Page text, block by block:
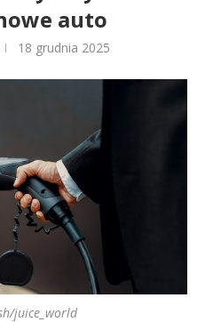
auto
18 grudnia 2025
juice_world